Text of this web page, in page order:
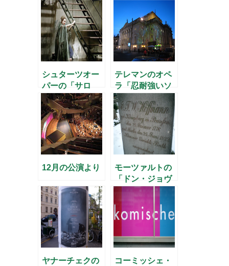
シュターツオー
パーの「サロ
メ」
テレマンのオペ
ラ「忍耐強いソ
クラテス」公演
12月の公演より
モーツァルトの
「ドン・ジョヴ
ァンニ」と
E.T.A.ホフマン
ヤナーチェクの コーミッシェ・